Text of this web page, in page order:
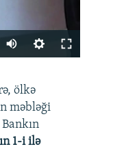
360p
480p
720p
ölkə
məbləği
1-i ilə